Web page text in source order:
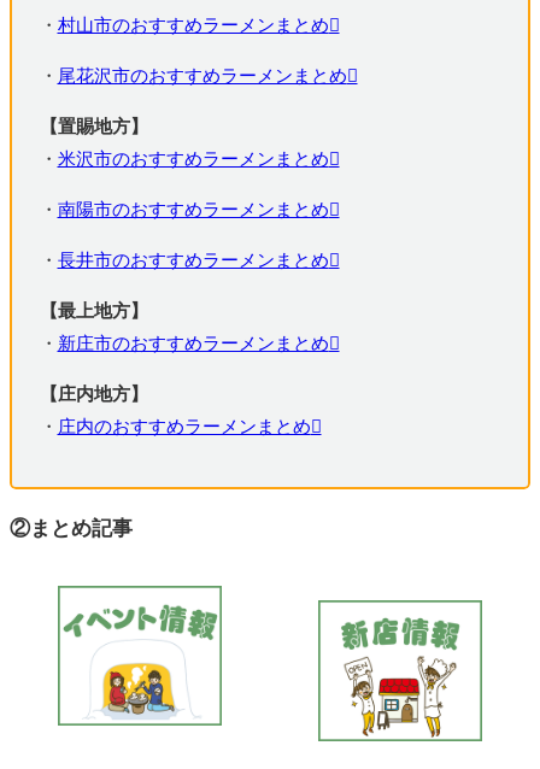
・ 村山市のおすすめラーメンまとめ
・ 尾花沢市のおすすめラーメンまとめ
【置賜地方】
・ 米沢市のおすすめラーメンまとめ
・ 南陽市のおすすめラーメンまとめ
・ 長井市のおすすめラーメンまとめ
【最上地方】
・ 新庄市のおすすめラーメンまとめ
【庄内地方】
・ 庄内のおすすめラーメンまとめ
②まとめ記事